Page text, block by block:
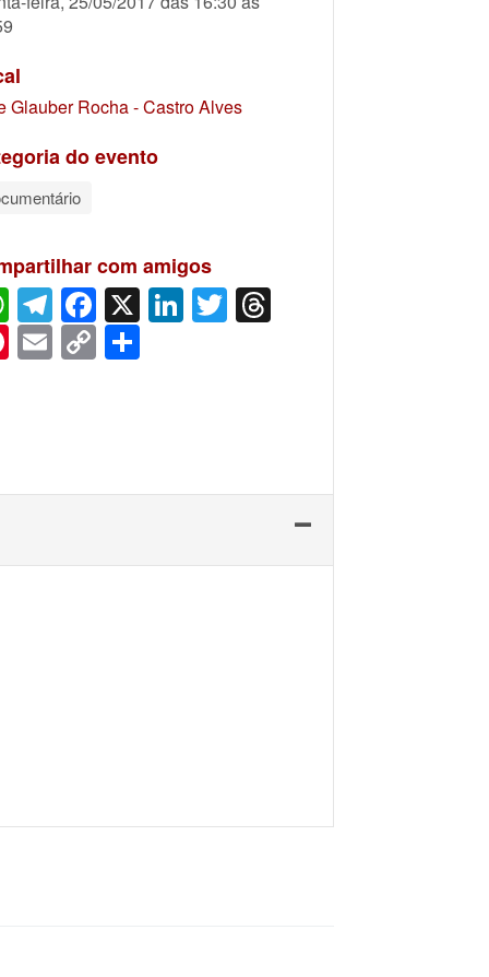
Glauber Rocha - Castro Alves
do evento
com amigos
WhatsApp
Telegram
Facebook
X LinkedIn
Twitter
Pinterest
Email
Copy
Link